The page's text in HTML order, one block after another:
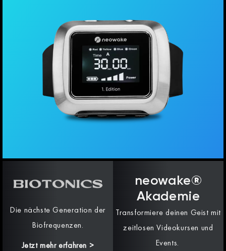
Die nächste Generation der
Biofrequenzen.
Jetzt mehr erfahren >
neowake®
Akademie
Transformiere deinen Geist mit
zeitlosen Videokursen und
Events.